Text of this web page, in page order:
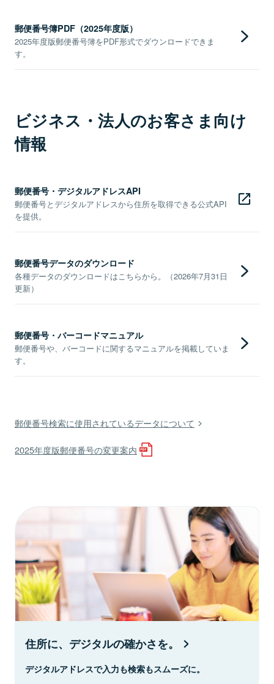
郵便番号簿PDF（2025年度版）
2025年度版郵便番号簿をPDF形式でダウンロードできま
す。
ビジネス・法人のお客さま向け
情報
郵便番号・デジタルアドレスAPI
郵便番号とデジタルアドレスから住所を取得できる公式API
を提供。
郵便番号データのダウンロード
各種データのダウンロードはこちらから。（2026年7月31日
更新）
郵便番号・バーコードマニュアル
郵便番号や、バーコードに関するマニュアルを掲載していま
す。
郵便番号検索に使用されているデータについて
2025年度版郵便番号の変更案内
住所に、デジタルの確かさを。
デジタルアドレスで入力も検索もスムーズに。